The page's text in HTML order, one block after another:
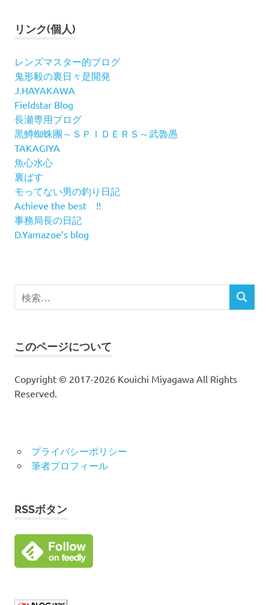
リンク(個人)
レンズマスター的ブログ
鬼形毅の裏日々是開発
J.HAYAKAWA
Fieldstar Blog
長瀬専用ブログ
黒鱒蜘蛛團～ＳＰＩＤＥＲＳ～武魯愚
TAKAGIYA
魚心水心
裏ばす
モってない男の釣り日記
Achieve the best !!
事務局長の日記
D.Yamazoe’s blog
検
索
検
このページについて
Copyright © 2017-2026 Kouichi Miyagawa All Rights
Reserved.
プライバシーポリシー
筆者プロフィール
RSSボタン